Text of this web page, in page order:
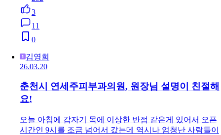
3
11
0
김영희
26.03.20
춘천시 연세주피부과의원, 원장님 설명이 친절해
요!
오늘 아침에 갑자기 목에 이상한 반점 같은게 있어서 오픈
시간인 9시를 조금 넘어서 갔는데 역시나 엄청난 사람들이